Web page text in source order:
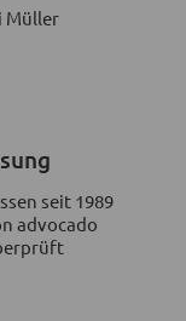
Müller
seit 1989
advocado